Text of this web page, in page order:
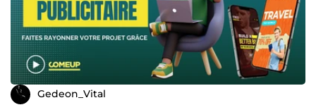
Gedeon_Vital